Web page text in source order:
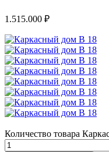
1.515.000 ₽
Количество товара